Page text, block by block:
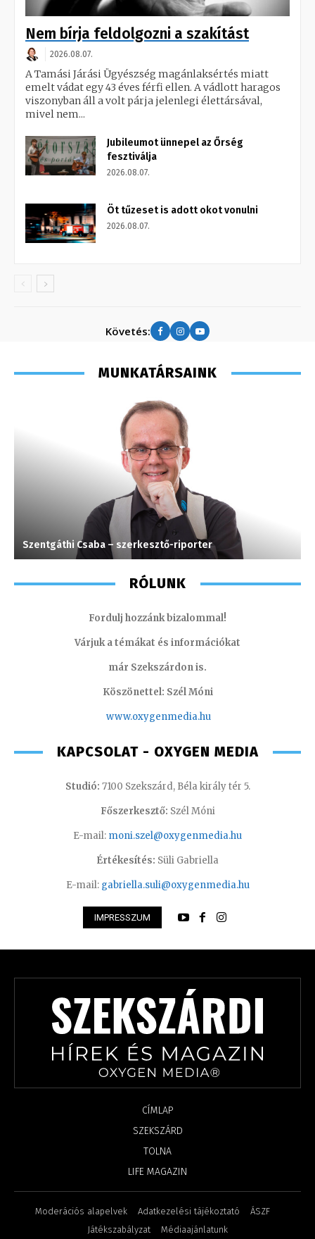
Nem bírja feldolgozni a szakítást
2026.08.07.
A Tamási Járási Ügyészség magánlaksértés miatt
emelt vádat egy 43 éves férfi ellen. A vádlott haragos
viszonyban áll a volt párja jelenlegi élettársával,
mivel nem...
Jubileumot ünnepel az Őrség
fesztiválja
2026.08.07.
Öt tűzeset is adott okot vonulni
2026.08.07.
Követés:
MUNKATÁRSAINK
Szentgáthi Csaba – szerkesztő-riporter
RÓLUNK
Fordulj hozzánk bizalommal!
Várjuk a témákat és információkat
már Szekszárdon is.
Köszönettel: Szél Móni
www.oxygenmedia.hu
KAPCSOLAT - OXYGEN MEDIA
Studió: 7100 Szekszárd, Béla király tér 5.
Főszerkesztő: Szél Móni
E-mail: moni.szel@oxygenmedia.hu
Értékesítés: Süli Gabriella
E-mail: gabriella.suli@oxygenmedia.hu
IMPRESSZUM
CÍMLAP
SZEKSZÁRD
TOLNA
LIFE MAGAZIN
Moderációs alapelvek Adatkezelési tájékoztató
ÁSZF
Játékszabályzat
Médiaajánlatunk